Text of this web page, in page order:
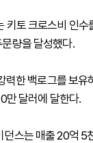
토 크로스비 인수
량을 달성했다.
력한 백로그를 보유
만 달러에 달한다.
스는 매출 20억 5